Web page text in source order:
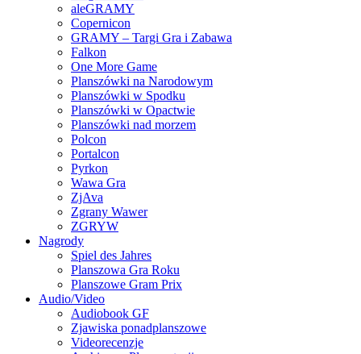
aleGRAMY
Copernicon
GRAMY – Targi Gra i Zabawa
Falkon
One More Game
Planszówki na Narodowym
Planszówki w Spodku
Planszówki w Opactwie
Planszówki nad morzem
Polcon
Portalcon
Pyrkon
Wawa Gra
ZjAva
Zgrany Wawer
ZGRYW
Nagrody
Spiel des Jahres
Planszowa Gra Roku
Planszowe Gram Prix
Audio/Video
Audiobook GF
Zjawiska ponadplanszowe
Videorecenzje